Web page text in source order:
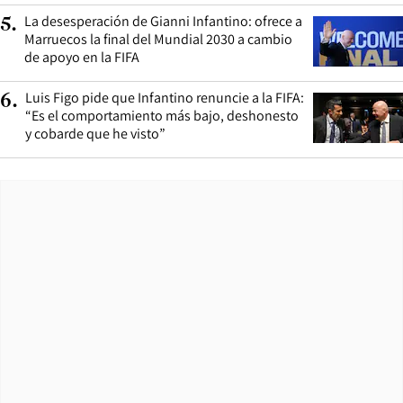
5. La desesperación de Gianni Infantino: ofrece a
Marruecos la final del Mundial 2030 a cambio
de apoyo en la FIFA
6. Luis Figo pide que Infantino renuncie a la FIFA:
“Es el comportamiento más bajo, deshonesto
y cobarde que he visto”